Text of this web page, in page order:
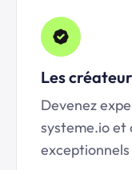
Les
Devenez
systeme.io et